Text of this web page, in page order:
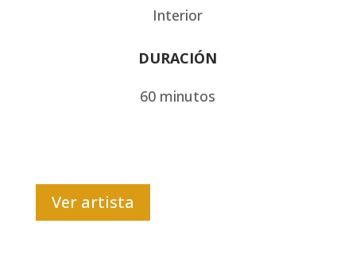
Interior
DURACIÓN
60 minutos
Ver artista